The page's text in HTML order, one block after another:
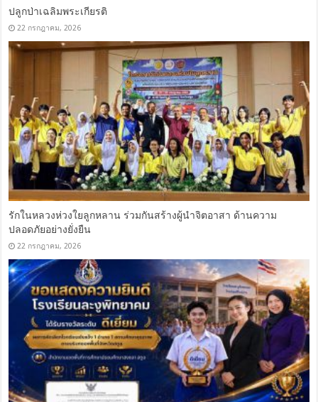
ปลูกป่าเฉลิมพระเกียรติ
22 กรกฎาคม, 2026
รักในหลวงห่วงใยลูกหลาน ร่วมกันสร้างผู้นำจิตอาสา ด้านความ
ปลอดภัยอย่างยั่งยืน
22 กรกฎาคม, 2026